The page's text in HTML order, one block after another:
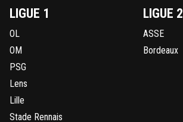
LIGUE 1
OL
OM
PSG
Lens
Lille
Stade Rennais
LIGUE 2
ASSE
Bordeaux